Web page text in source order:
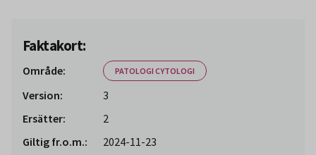
Faktakort:
Område: PATOLOGI CYTOLOGI
Version:
3
Ersätter:
2
Giltig fr.o.m.:
2024-11-23